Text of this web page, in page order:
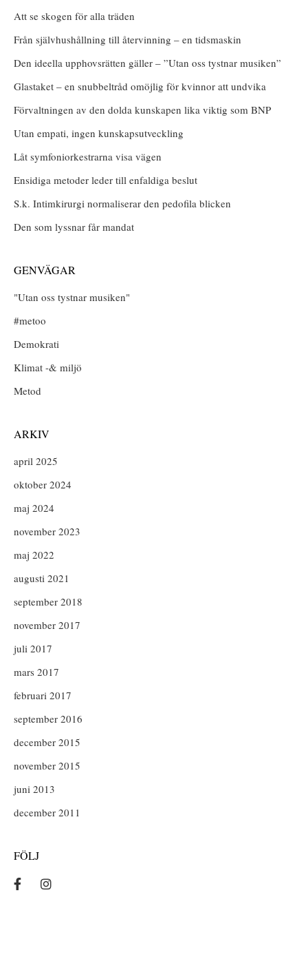
Att se skogen för alla träden
Från självhushållning till återvinning – en tidsmaskin
Den ideella upphovsrätten gäller – ”Utan oss tystnar musiken”
Glastaket – en snubbeltråd omöjlig för kvinnor att undvika
Förvaltningen av den dolda kunskapen lika viktig som BNP
Utan empati, ingen kunskapsutveckling
Låt symfoniorkestrarna visa vägen
Ensidiga metoder leder till enfaldiga beslut
S.k. Intimkirurgi normaliserar den pedofila blicken
Den som lyssnar får mandat
GENVÄGAR
"Utan oss tystnar musiken"
#metoo
Demokrati
Klimat -& miljö
Metod
ARKIV
april 2025
oktober 2024
maj 2024
november 2023
maj 2022
augusti 2021
september 2018
november 2017
juli 2017
mars 2017
februari 2017
september 2016
december 2015
november 2015
juni 2013
december 2011
FÖLJ